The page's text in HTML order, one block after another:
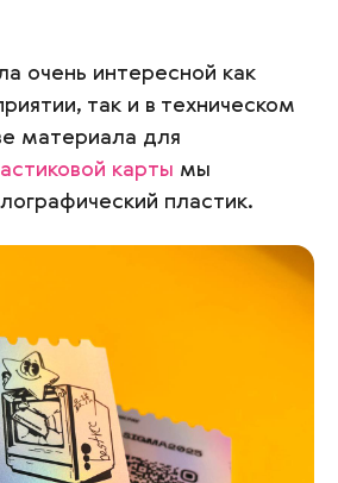
очень интересной как
так и в техническом
материала для
карты мы
пластик.